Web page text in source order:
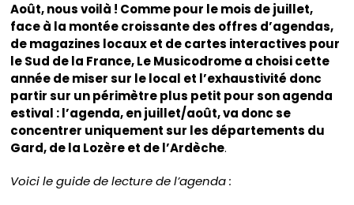
Août, nous voilà ! Comme pour le mois de juillet,
face à la montée croissante des offres d’agendas,
de magazines locaux et de cartes interactives pour
le Sud de la France, Le Musicodrome a choisi cette
année de miser sur le local et l’exhaustivité donc
partir sur un périmètre plus petit pour son agenda
estival : l’agenda, en juillet/août, va donc se
concentrer uniquement sur les départements du
Gard, de la Lozère et de l’Ardèche.
Voici le guide de lecture de l’agenda :